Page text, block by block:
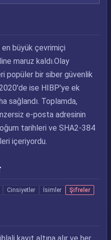
en büyük çevrimiçi
maruz kaldı.Olay
popüler bir siber güvenlik
ise HIBP'ye ek
sağlandı. Toplamda,
e-posta adresinin
tarihleri ve SHA2-384
içeriyordu.
Cinsiyetler İsimler Şifreler